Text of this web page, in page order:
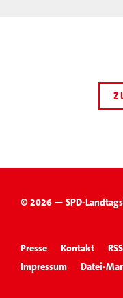
© 2026 — SPD-
Presse Kontakt
Impressum
Datei-